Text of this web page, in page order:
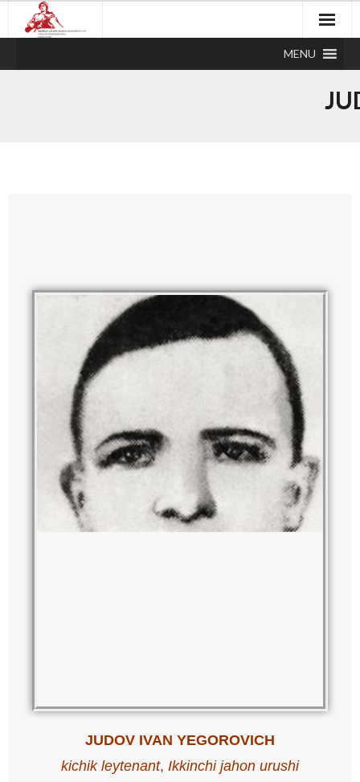
MENU
JUDOV IVAN YEGOROVICH
kichik leytenant, Ikkinchi jahon urushi